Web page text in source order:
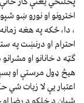
اخترونو او نورو ښو
، دا، ځكه په هغه
احترام او درنښت په
ګټه د خانانو او
هيڅ ډول مرستې او
اعتبار يې لا زيات